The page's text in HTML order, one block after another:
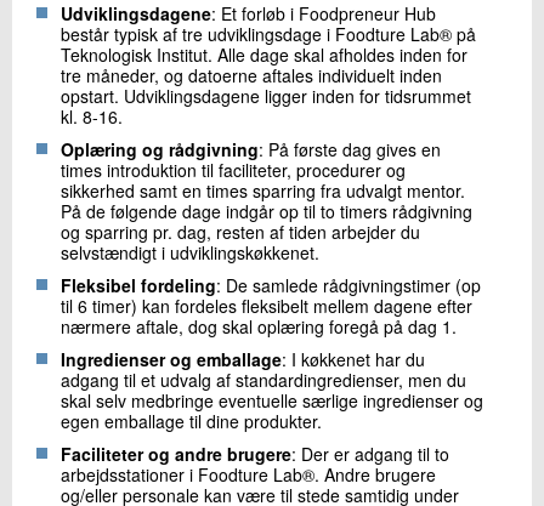
Udviklingsdagene: Et forløb i Foodpreneur Hub
består typisk af tre udviklingsdage i Foodture Lab® på
Teknologisk Institut. Alle dage skal afholdes inden for
tre måneder, og datoerne aftales individuelt inden
opstart. Udviklingsdagene ligger inden for tidsrummet
kl. 8-16.
Oplæring og rådgivning: På første dag gives en
times introduktion til faciliteter, procedurer og
sikkerhed samt en times sparring fra udvalgt mentor.
På de følgende dage indgår op til to timers rådgivning
og sparring pr. dag, resten af tiden arbejder du
selvstændigt i udviklingskøkkenet.
Fleksibel fordeling: De samlede rådgivningstimer (op
til 6 timer) kan fordeles fleksibelt mellem dagene efter
nærmere aftale, dog skal oplæring foregå på dag 1.
Ingredienser og emballage: I køkkenet har du
adgang til et udvalg af standardingredienser, men du
skal selv medbringe eventuelle særlige ingredienser og
egen emballage til dine produkter.
Faciliteter og andre brugere: Der er adgang til to
arbejdsstationer i Foodture Lab®. Andre brugere
og/eller personale kan være til stede samtidig under